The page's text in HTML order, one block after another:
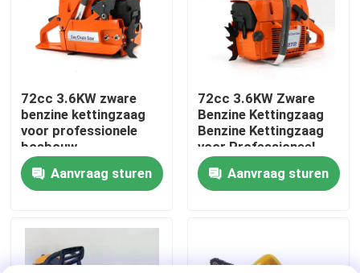
fabrieksdisplay
Neem contact met ons op
Vraag een offerte
Benzinekettingzaag
elektrische kettingzaag
72cc 3.6KW zware
benzine kettingzaag
voor professionele
bosbouw
Aanvraag sturen
72cc 3.6KW Zware
Benzine Kettingzaag
Benzine Kettingzaag
voor Professioneel
Bosbouwwerk
Aanvraag sturen